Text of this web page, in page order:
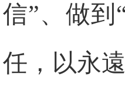
信”、做到
任，以永